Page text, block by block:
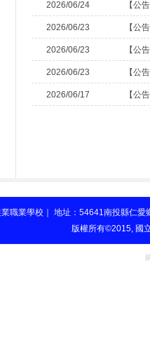
2026/06/24 【公
2026/06/23 【公
2026/06/23 【公
2026/06/23 【公
2026/06/17 【公
業職業學校｜ 地址：54641南投縣仁
版權所有©2015, 國